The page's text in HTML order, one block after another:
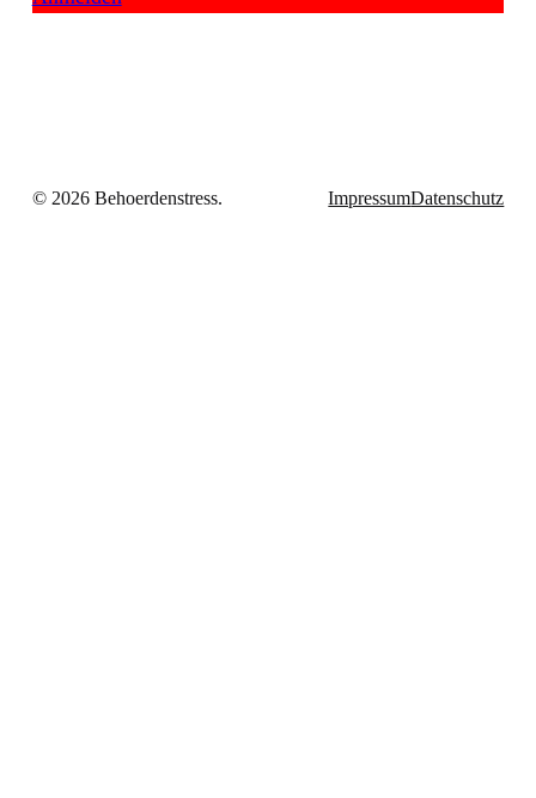
© 2026 Behoerdenstress. ImpressumDatenschutz